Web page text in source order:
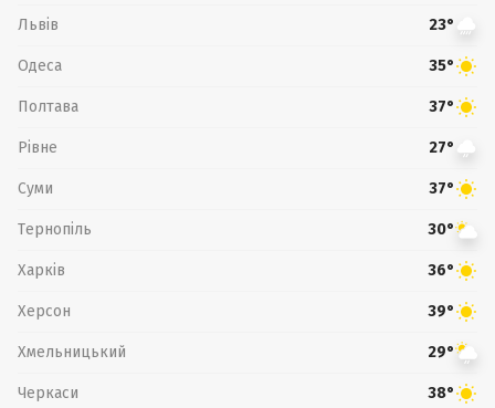
Львів 23°
Одеса 35°
Полтава 37°
Рівне 27°
Суми 37°
Тернопіль 30°
Харків 36°
Херсон 39°
Хмельницький 29°
Черкаси 38°